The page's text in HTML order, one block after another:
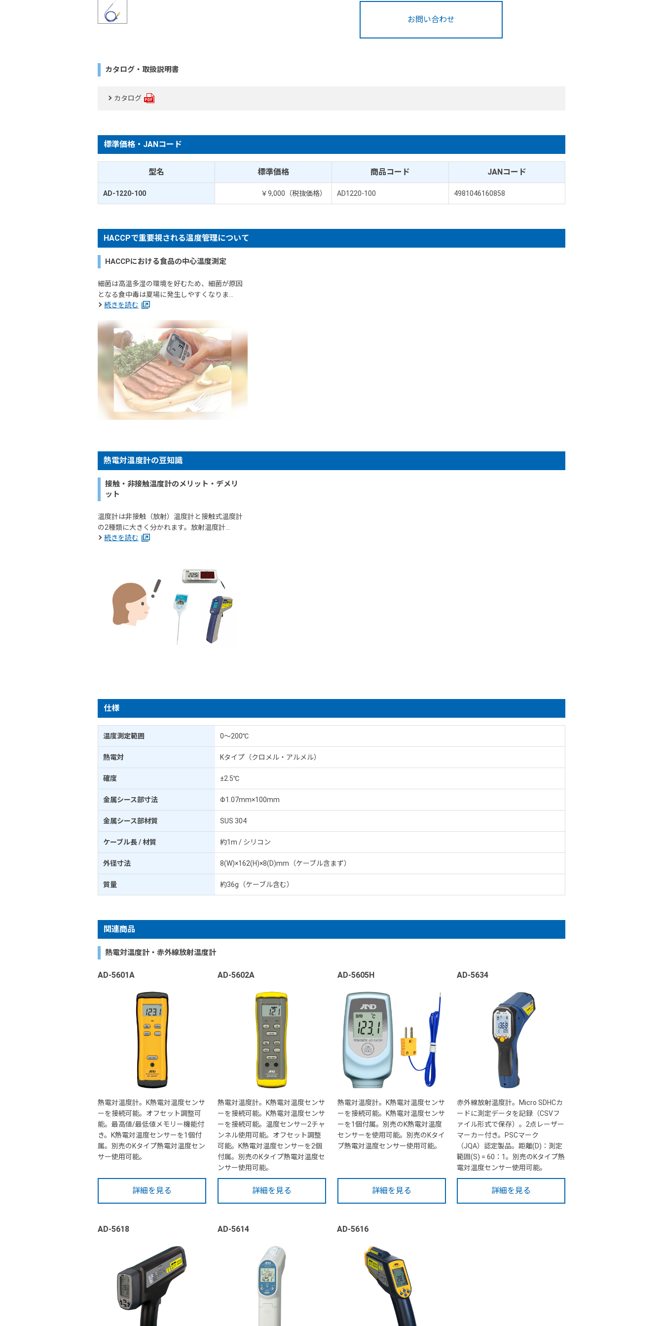
お問い合わせ
カタログ・取扱説明書
カタログ
標準価格・JANコード
型名 標準価格 商品コード JANコード
AD-1220-100 ￥9,000（税抜価格） AD1220-100 4981046160858
HACCPで重要視される温度管理について
HACCPにおける食品の中心温度測定
細菌は高温多湿の環境を好むため、細菌が原因
となる食中毒は夏場に発生しやすくなりま…
続きを読む
熱電対温度計の豆知識
接触・非接触温度計のメリット・デメリ
ット
温度計は非接触（放射）温度計と接触式温度計
の2種類に大きく分かれます。放射温度計…
続きを読む
仕様
温度測定範囲 0～200℃
熱電対 Kタイプ（クロメル・アルメル）
確度 ±2.5℃
金属シース部寸法 Φ1.07mm×100mm
金属シース部材質 SUS 304
ケーブル長 / 材質 約1m / シリコン
外径寸法 8(W)×162(H)×8(D)mm（ケーブル含まず）
質量 約36g（ケーブル含む）
関連商品
熱電対温度計・赤外線放射温度計
AD-5601A
熱電対温度計。K熱電対温度センサ
ーを接続可能。オフセット調整可
能。最高値/最低値メモリー機能付
き。K熱電対温度センサーを1個付
属。別売のKタイプ熱電対温度セン
サー使用可能。
詳細を見る
AD-5602A
熱電対温度計。K熱電対温度センサ
ーを接続可能。K熱電対温度センサ
ーを接続可能。温度センサー2チャ
ンネル使用可能。オフセット調整
可能。K熱電対温度センサーを2個
付属。別売のKタイプ熱電対温度セ
ンサー使用可能。
詳細を見る
AD-5605H
熱電対温度計。K熱電対温度センサ
ーを接続可能。K熱電対温度センサ
ーを1個付属。別売のK熱電対温度
センサーを使用可能。別売のKタイ
プ熱電対温度センサー使用可能。
詳細を見る
AD-5634
赤外線放射温度計。Micro SDHCカ
ードに測定データを記録（CSVフ
ァイル形式で保存）。2点レーザー
マーカー付き。PSCマーク
（JQA）認定製品。距離(D)：測定
範囲(S) = 60：1。別売のKタイプ熱
電対温度センサー使用可能。
詳細を見る
AD-5618 AD-5614 AD-5616